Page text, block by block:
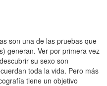
son una de las pruebas que
generan. Ver por primera vez
su sexo son
toda la vida. Pero más
tiene un objetivo